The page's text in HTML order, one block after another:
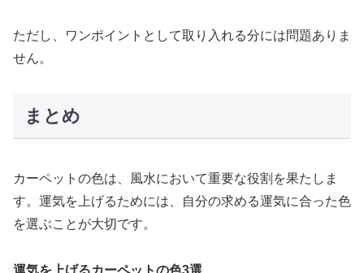
ただし、ワンポイントとして取り入れる分には問題ありま
せん。
まとめ
カーペットの色は、風水において重要な役割を果たしま
す。運気を上げるためには、自分の求める運気に合った色
を選ぶことが大切です。